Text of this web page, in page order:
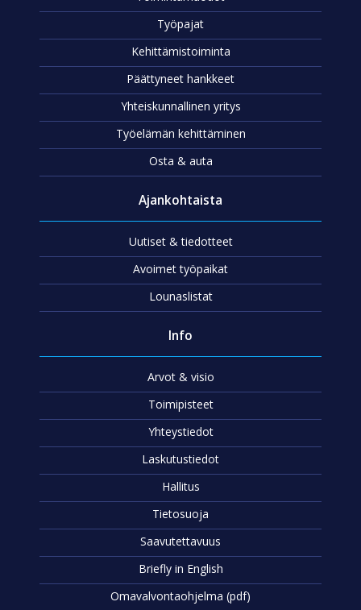
Työpajat
Kehittämistoiminta
Päättyneet hankkeet
Yhteiskunnallinen yritys
Työelämän kehittäminen
Osta & auta
Ajankohtaista
Uutiset & tiedotteet
Avoimet työpaikat
Lounaslistat
Info
Arvot & visio
Toimipisteet
Yhteystiedot
Laskutustiedot
Hallitus
Tietosuoja
Saavutettavuus
Briefly in English
Omavalvontaohjelma (pdf)